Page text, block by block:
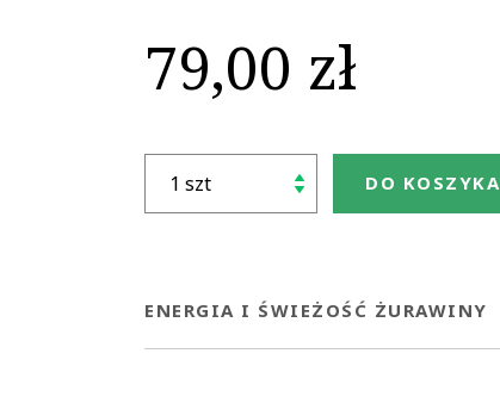
79,00 zł
DO KOSZYKA
ENERGIA I ŚWIEŻOŚĆ ŻURAWINY